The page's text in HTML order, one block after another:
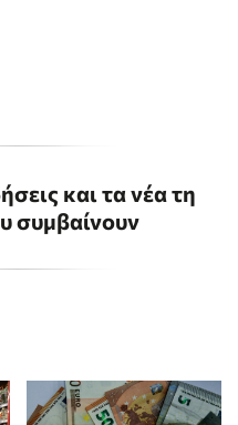
και τα νέα τη
συμβαίνουν